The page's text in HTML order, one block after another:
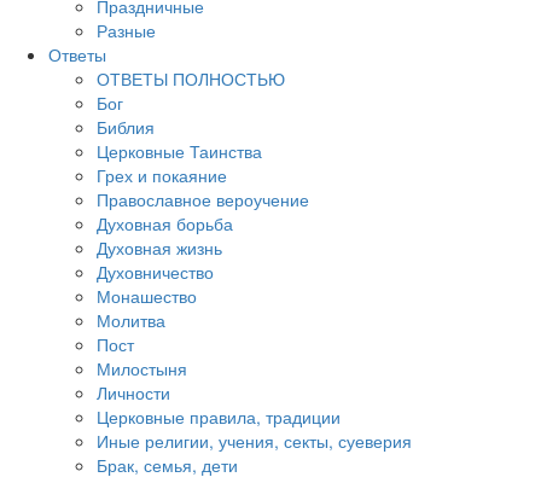
Праздничные
Разные
Ответы
ОТВЕТЫ ПОЛНОСТЬЮ
Бог
Библия
Церковные Таинства
Грех и покаяние
Православное вероучение
Духовная борьба
Духовная жизнь
Духовничество
Монашество
Молитва
Пост
Милостыня
Личности
Церковные правила, традиции
Иные религии, учения, секты, суеверия
Брак, семья, дети